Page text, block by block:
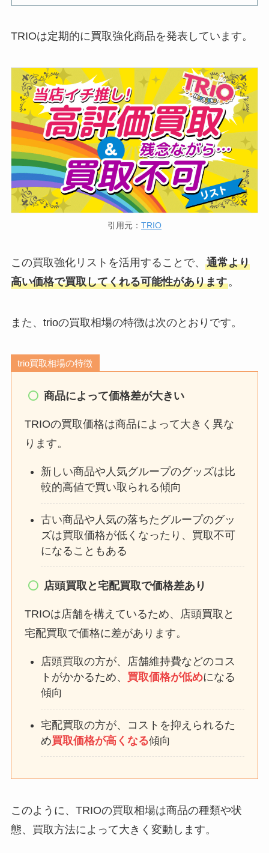
TRIOは定期的に買取強化商品を発表しています。
引用元： TRIO
この買取強化リストを活用することで、 通常より
高い価格で買取してくれる可能性があります。
また、trioの買取相場の特徴は次のとおりです。
trio買取相場の特徴
商品によって価格差が大きい
TRIOの買取価格は商品によって大きく異な
ります。
新しい商品や人気グループのグッズは比
較的高値で買い取られる傾向
古い商品や人気の落ちたグループのグッ
ズは買取価格が低くなったり、買取不可
になることもある
店頭買取と宅配買取で価格差あり
TRIOは店舗を構えているため、店頭買取と
宅配買取で価格に差があります。
店頭買取の方が、店舗維持費などのコス
トがかかるため、 買取価格が低めになる
傾向
宅配買取の方が、コストを抑えられるた
め買取価格が高くなる傾向
このように、TRIOの買取相場は商品の種類や状
態、買取方法によって大きく変動します。